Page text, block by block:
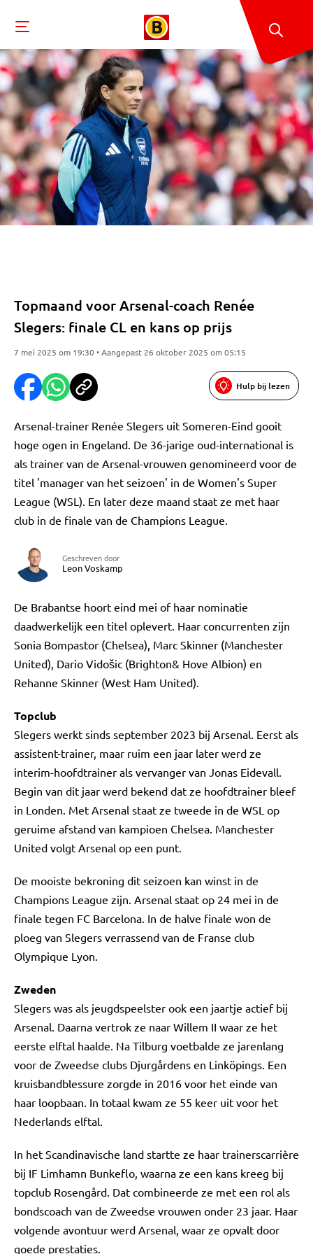
Topmaand voor Arsenal-coach Renée
Slegers: finale CL en kans op prijs
7 mei 2025 om 19:30 • Aangepast 26 oktober 2025 om 05:15
Hulp bij lezen
Arsenal-trainer Renée Slegers uit Someren-Eind gooit
hoge ogen in Engeland. De 36-jarige oud-international is
als trainer van de Arsenal-vrouwen genomineerd voor de
titel 'manager van het seizoen' in de Women's Super
League (WSL). En later deze maand staat ze met haar
club in de finale van de Champions League.
Geschreven door
Leon Voskamp
De Brabantse hoort eind mei of haar nominatie
daadwerkelijk een titel oplevert. Haar concurrenten zijn
Sonia Bompastor (Chelsea), Marc Skinner (Manchester
United), Dario Vidošic (Brighton& Hove Albion) en
Rehanne Skinner (West Ham United).
Topclub
Slegers werkt sinds september 2023 bij Arsenal. Eerst als
assistent-trainer, maar ruim een jaar later werd ze
interim-hoofdtrainer als vervanger van Jonas Eidevall.
Begin van dit jaar werd bekend dat ze hoofdtrainer bleef
in Londen. Met Arsenal staat ze tweede in de WSL op
geruime afstand van kampioen Chelsea. Manchester
United volgt Arsenal op een punt.
De mooiste bekroning dit seizoen kan winst in de
Champions League zijn. Arsenal staat op 24 mei in de
finale tegen FC Barcelona. In de halve finale won de
ploeg van Slegers verrassend van de Franse club
Olympique Lyon.
Zweden
Slegers was als jeugdspeelster ook een jaartje actief bij
Arsenal. Daarna vertrok ze naar Willem II waar ze het
eerste elftal haalde. Na Tilburg voetbalde ze jarenlang
voor de Zweedse clubs Djurgårdens en Linköpings. Een
kruisbandblessure zorgde in 2016 voor het einde van
haar loopbaan. In totaal kwam ze 55 keer uit voor het
Nederlands elftal.
In het Scandinavische land startte ze haar trainerscarrière
bij IF Limhamn Bunkeflo, waarna ze een kans kreeg bij
topclub Rosengård. Dat combineerde ze met een rol als
bondscoach van de Zweedse vrouwen onder 23 jaar. Haar
volgende avontuur werd Arsenal, waar ze opvalt door
goede prestaties.